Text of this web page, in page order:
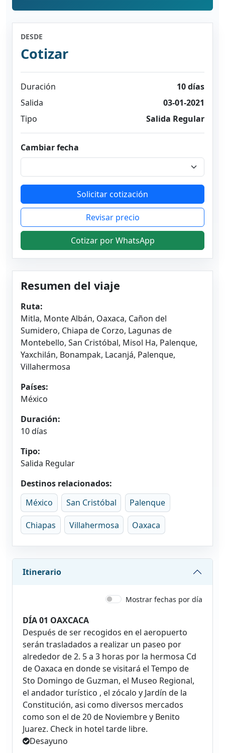
Resumen del viaje
Ruta:
Mitla, Monte Albán, Oaxaca, Cañon del
Sumidero, Chiapa de Corzo, Lagunas de
Montebello, San Cristóbal, Misol Ha, Palenque,
Yaxchilán, Bonampak, Lacanjá, Palenque,
Villahermosa
Países:
México
Duración:
10 días
Tipo:
Salida Regular
Destinos relacionados:
México
San Cristóbal Palenque
Chiapas Villahermosa Oaxaca
Itinerario
Mostrar fechas por día
DÍA 01 OAXCACA
Después de ser recogidos en el aeropuerto
serán trasladados a realizar un paseo por
alrededor de 2. 5 a 3 horas por la hermosa Cd
de Oaxaca en donde se visitará el Tempo de
Sto Domingo de Guzman, el Museo Regional,
el andador turístico , el zócalo y Jardín de la
Constitución, asi como diversos mercados
como son el de 20 de Noviembre y Benito
Juarez. Check in hotel tarde libre.
Desayuno
DESDE
Cotizar
Duración
10 días
Salida
03-01-2021
Tipo
Salida Regular
Cambiar fecha
Solicitar cotización
Revisar precio
Cotizar por WhatsApp